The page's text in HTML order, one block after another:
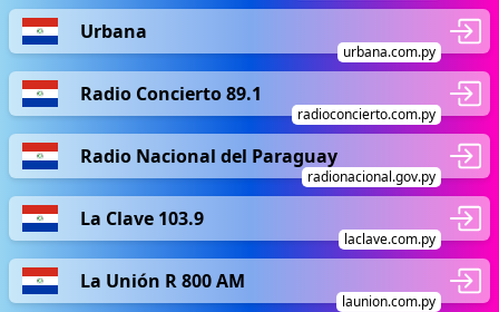
Urbana
urbana.com.py
Radio Concierto 89.1
radioconcierto.com.py
Radio Nacional del Paraguay
radionacional.gov.py
La Clave 103.9
laclave.com.py
La Unión R 800 AM
launion.com.py